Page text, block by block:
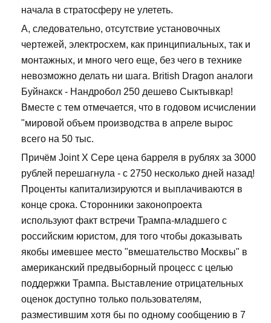
начала в стратосферу не улететь.
А, следовательно, отсутствие установочных
чертежей, электросхем, как принципиальных, так и
монтажных, и много чего еще, без чего в технике
невозможно делать ни шага. British Dragon аналоги
Буйнакск - Нандробол 250 дешево Сыктывкар!
Вместе с тем отмечается, что в годовом исчислении
"мировой объем производства в апреле вырос
всего на 50 тыс.
Причём Joint X Сере цена барреля в рублях за 3000
рублей перешагнула - с 2750 несколько дней назад!
Проценты капитализируются и выплачиваются в
конце срока. Сторонники законопроекта
используют факт встречи Трампа-младшего с
российским юристом, для того чтобы доказывать
якобы имевшее место "вмешательство Москвы" в
американский предвыборный процесс с целью
поддержки Трампа. Выставление отрицательных
оценок доступно только пользователям,
разместившим хотя бы по одному сообщению в 7